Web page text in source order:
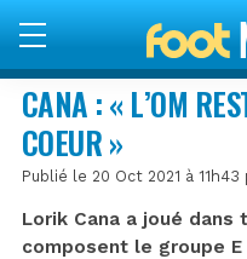
CANA : « L’OM
COEUR »
Publié le 20 Oct 2021 à 11h43
Lorik Cana a joué
composent le groupe